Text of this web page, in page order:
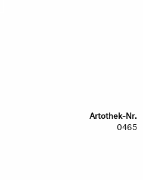
Artothek-Nr.
0465